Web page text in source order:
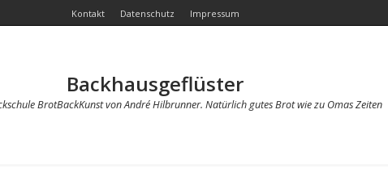
Kontakt Datenschutz Impressum
Backhausgeflüster
BrotBackKunst von André Hilbrunner. Natürlich gutes Brot wie zu Omas Zeiten